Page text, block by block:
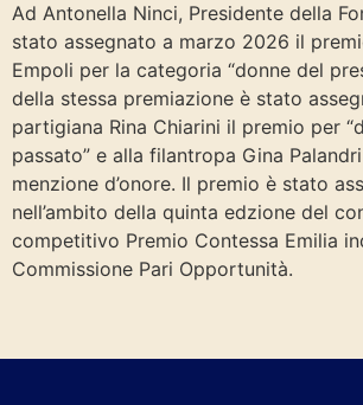
Ad Antonella Ninci, Presidente della
stato assegnato a marzo 2026 il
Empoli per la categoria “donne del
della stessa premiazione è stato
partigiana Rina Chiarini il premio per
passato” e alla filantropa Gina
menzione d’onore. Il premio è stato
nell’ambito della quinta edzione del
competitivo Premio Contessa Emilia
Commissione Pari Opportunità.